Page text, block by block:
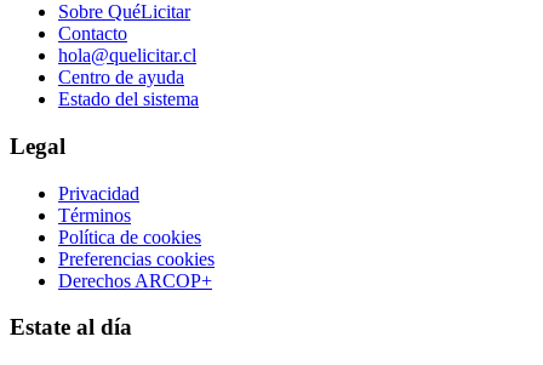
Sobre QuéLicitar
Contacto
hola@quelicitar.cl
Centro de ayuda
Estado del sistema
Legal
Privacidad
Términos
Política de cookies
Preferencias cookies
Derechos ARCOP+
Estate al día